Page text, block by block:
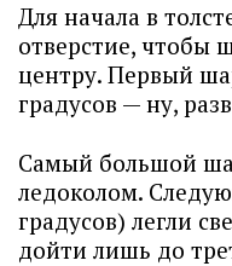
Для начала в
отверстие, чтобы
центру. Первый
градусов — ну,
Самый большой
ледоколом.
градусов) легли
дойти лишь до